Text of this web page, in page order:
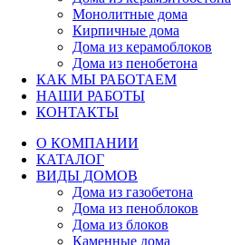
Монолитные дома
Кирпичные дома
Дома из керамоблоков
Дома из пенобетона
КАК МЫ РАБОТАЕМ
НАШИ РАБОТЫ
КОНТАКТЫ
О КОМПАНИИ
КАТАЛОГ
ВИДЫ ДОМОВ
Дома из газобетона
Дома из пеноблоков
Дома из блоков
Каменные дома